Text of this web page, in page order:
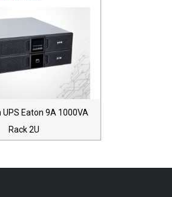
UPS Eaton 9A 1000VA
Rack 2U